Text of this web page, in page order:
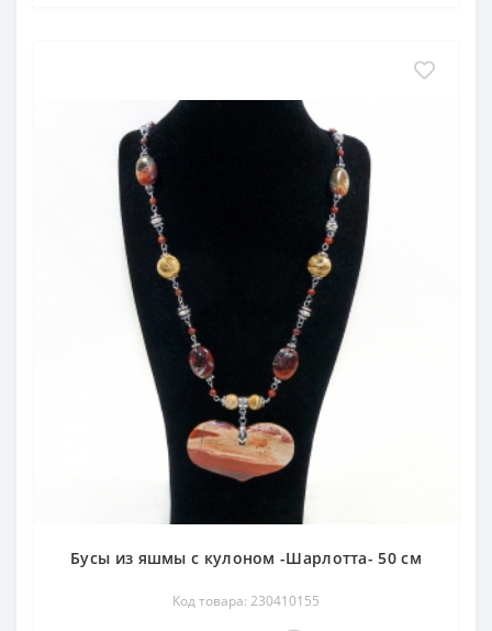
Бусы из яшмы с кулоном -Шарлотта- 50 см
Код товара: 230410155